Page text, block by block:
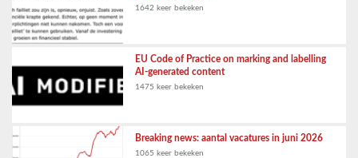
1642 keer bekeken
EU Code of Practice on marking and labelling
AI-generated content
1475 keer bekeken
Breaking news: aantal vacatures in juni 2026
1065 keer bekeken